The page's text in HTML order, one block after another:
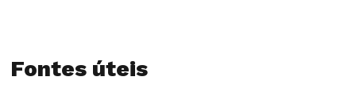
Fontes úteis